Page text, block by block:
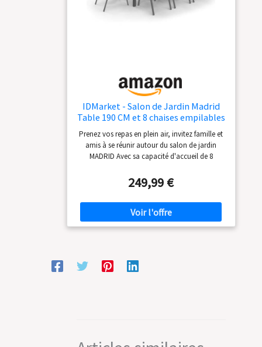
polyrotin se nettoie d'un simple coup de
chiffon humide ; plateau en verre facile à
IDMarket - Salon de Jardin Madrid
Table 190 CM et 8 chaises empilables
Gris Anthracite
Prenez vos repas en plein air, invitez famille et
amis à se réunir autour du salon de jardin
MADRID Avec sa capacité d'accueil de 8
pour échanger ! Facilité d'installation et de
rangement grâce à ses 8 chaises empilables -
facile à entretenir Composé d'un plateau de
table en verre trempé, le salon MADRID apporte
modernité et design ! Dimensions table : L. 190
249,99 €